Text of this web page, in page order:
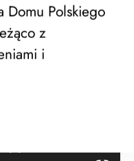
Domu Polskiego
z
i